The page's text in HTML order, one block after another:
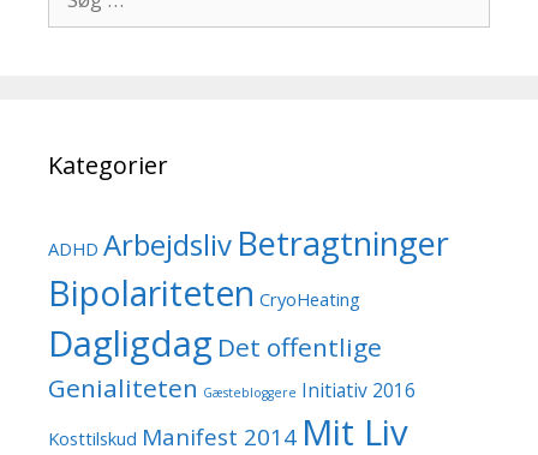
efter:
Kategorier
ADHD Arbejdsliv Betragtninger
Bipolariteten CryoHeating
Dagligdag Det offentlige
Genialiteten Gæstebloggere Initiativ 2016
Kosttilskud Manifest 2014 Mit Liv